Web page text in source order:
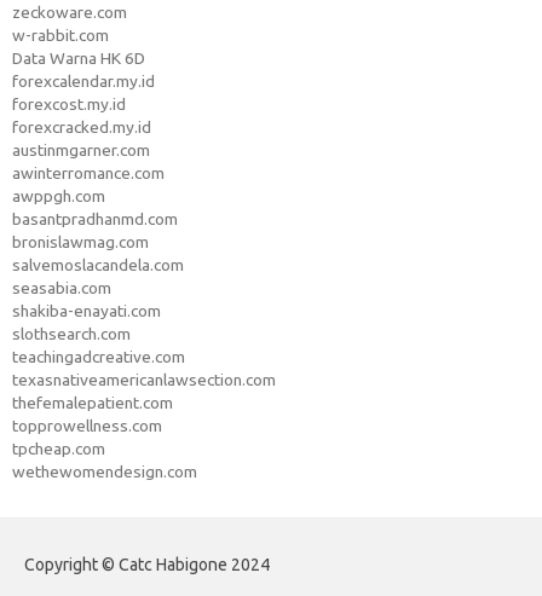
zeckoware.com
w-rabbit.com
Data Warna HK 6D
forexcalendar.my.id
forexcost.my.id
forexcracked.my.id
austinmgarner.com
awinterromance.com
awppgh.com
basantpradhanmd.com
bronislawmag.com
salvemoslacandela.com
seasabia.com
shakiba-enayati.com
slothsearch.com
teachingadcreative.com
texasnativeamericanlawsection.com
thefemalepatient.com
topprowellness.com
tpcheap.com
wethewomendesign.com
Copyright © Catc Habigone 2024